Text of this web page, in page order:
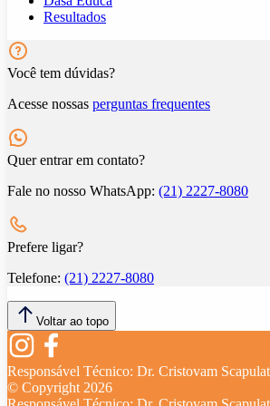
Resultados
Você tem dúvidas?
Acesse nossas perguntas frequentes
Quer entrar em contato?
Fale no nosso WhatsApp: (21) 2227-8080
Prefere ligar?
Telefone: (21) 2227-8080
Voltar ao topo
Responsável Técnico: Dr. Cristovam
© Copyright 2026